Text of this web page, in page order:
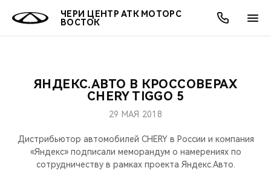
ЧЕРИ ЦЕНТР АТК МОТОРС
ВОСТОК
МОДЕЛИ
КРОССОВЕРЫ
ПОКУПАТЕЛЯМ
КРЕДИТ И СТРАХОВАНИЕ
ВЛАДЕЛЬЦАМ
ЗАПЧАСТИ И АКСЕССУАРЫ
МИР CHERY
О БРЕНДЕ
АКЦИИ
ОНЛАЙН СЕРВИСЫ
КРЕДИТ
О КОМПАНИИ
МЫ В СОЦСЕТЯХ
ЯНДЕКС.АВТО В КРОССОВЕРАХ
CHERY TIGGO 5
29 МАЯ 2018
Дистрибьютор автомобилей CHERY в России и компания
«Яндекс» подписали меморандум о намерениях по
сотрудничеству в рамках проекта Яндекс.Авто.